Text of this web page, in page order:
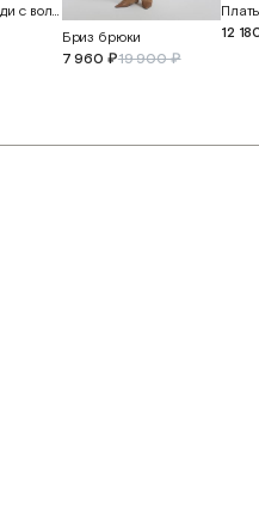
Рокси юбка миди с воланом
Бриз брюки
7 960 ₽19 900 ₽
12